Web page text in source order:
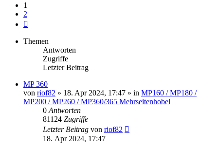
1
2
Themen
Antworten
Zugriffe
Letzter Beitrag
MP 360
von riof82 » 18. Apr 2024, 17:47 » in MP160 / MP180 /
MP200 / MP260 / MP360/365 Mehrseitenhobel
0 Antworten
81124 Zugriffe
Letzter Beitrag von riof82
18. Apr 2024, 17:47